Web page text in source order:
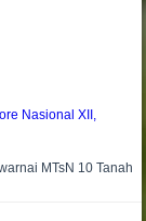
Nasional XII,
MTsN 10 Tanah